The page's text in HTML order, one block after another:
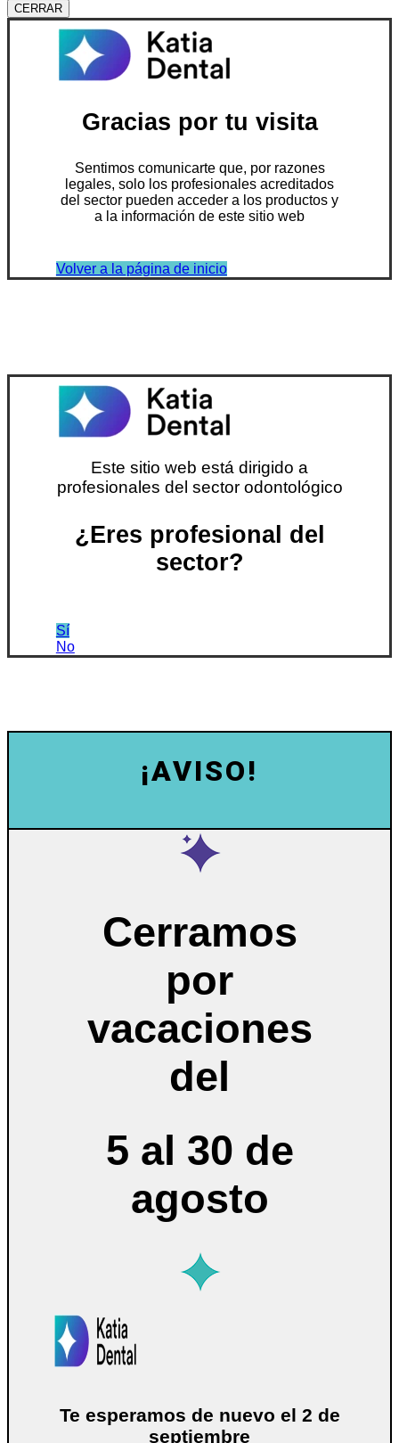
CERRAR
Gracias por tu visita
Sentimos comunicarte que, por razones
legales, solo los profesionales acreditados
del sector pueden acceder a los productos y
a la información de este sitio web
Volver a la página de inicio
Este sitio web está dirigido a
profesionales del sector odontológico
¿Eres profesional del
sector?
Sí
No
¡AVISO!
Cerramos
por
vacaciones
del
5 al 30 de
agosto
Te esperamos de nuevo el 2 de
septiembre